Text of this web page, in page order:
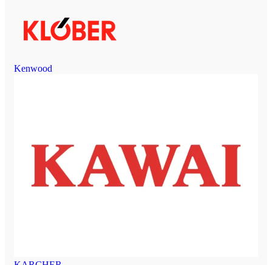
Kenwood